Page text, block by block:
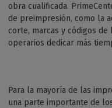
obra cualificada.
de preimpresión, como la
corte, marcas y códigos
operarios dedicar más
Para la mayoría de las
una parte importante de